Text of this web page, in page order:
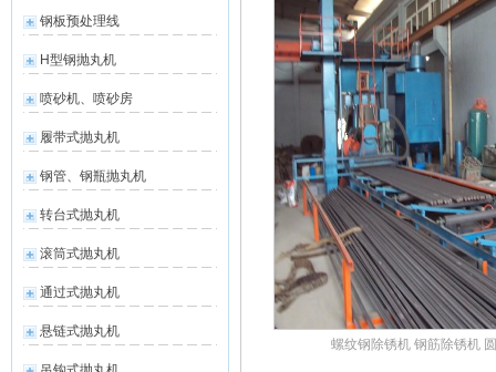
钢板预处理线
H型钢抛丸机
喷砂机、喷砂房
履带式抛丸机
钢管、钢瓶抛丸机
转台式抛丸机
滚筒式抛丸机
通过式抛丸机
悬链式抛丸机
螺纹钢除锈机 钢筋除锈机